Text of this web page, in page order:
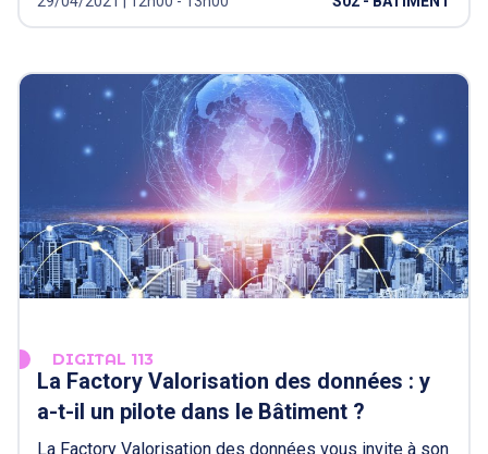
DIGITAL 113
La Factory Valorisation des données : y
a-t-il un pilote dans le Bâtiment ?
La Factory Valorisation des données vous invite à son